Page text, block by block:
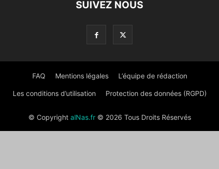
SUIVEZ NOUS
FAQ Mentions légales L’équipe de rédaction
Les conditions d’utilisation Protection des données (RGPD)
© Copyright alNas.fr© 2026 Tous Droits Réservés